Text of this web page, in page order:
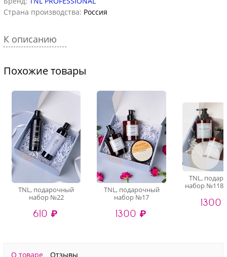
Страна производства: Россия
К описанию
Похожие товары
TNL, подарочный
набор №22
610 ₽
TNL, подарочный
набор №17
1300 ₽
TNL,
набор №118
рук и тела
1300
О товаре Отзывы